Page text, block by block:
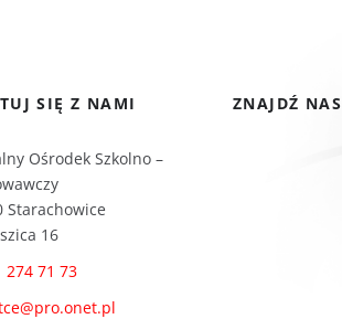
SIĘ Z NAMI
Ośrodek Szkolno –
Starachowice
16
274 71 73
ZNAJDŹ NAS